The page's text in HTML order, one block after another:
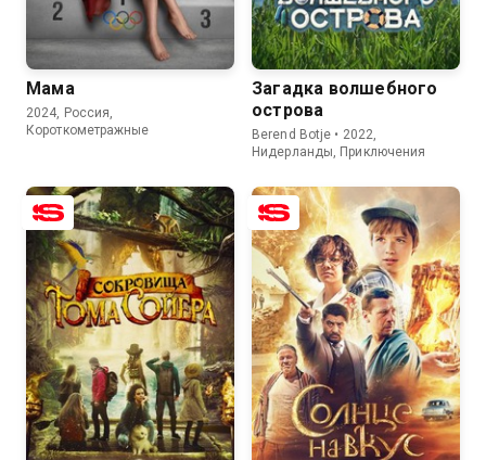
7.6
Мама
2024, Россия,
Короткометражные
7.7 5.9
Загадка волшебного
острова
Berend Botje • 2022,
Нидерланды, Приключения
6.9 4.7 7.1 5.9